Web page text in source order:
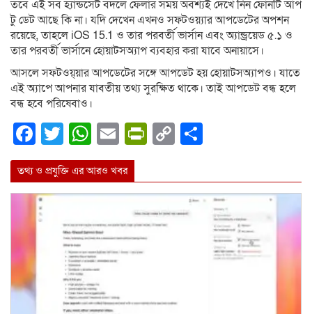
তবে এই সব হ্যান্ডসেট বদলে ফেলার সময় অবশ্যই দেখে নিন ফোনটি আপ
টু ডেট আছে কি না। যদি দেখেন এখনও সফটওয়্যার আপডেটের অপশন
রয়েছে, তাহলে iOS 15.1 ও তার পরবর্তী ভার্সান এবং অ্যান্ড্রয়েড ৫.১ ও
তার পরবর্তী ভার্সানে হোয়াটসঅ্যাপ ব্যবহার করা যাবে অনায়াসে।
আসলে সফটওয়্য়ার আপডেটের সঙ্গে আপডেট হয় হোয়াটসঅ্যাপও। যাতে
এই অ্যাপে আপনার যাবতীয় তথ্য সুরক্ষিত থাকে। তাই আপডেট বন্ধ হলে
বন্ধ হবে পরিষেবাও।
Facebook
Twitter
WhatsApp
EmailPrintFriendly
Copy
তথ্য ও প্রযুক্তি এর আরও খবর